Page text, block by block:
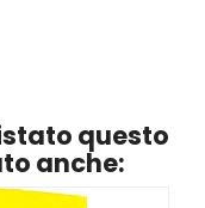
questo
anche: